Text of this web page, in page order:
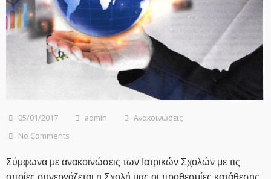
05/01/2017 admin
Ανακοινώσεις
No Comments
Σύμφωνα με ανακοινώσεις των Ιατρικών Σχολών με τις